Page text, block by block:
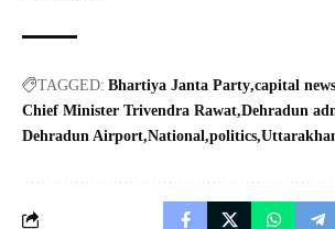
TAGGED: Bhartiya Janta Party capital news
Chief Minister Trivendra Rawat Dehradun
Dehradun Airport National politics